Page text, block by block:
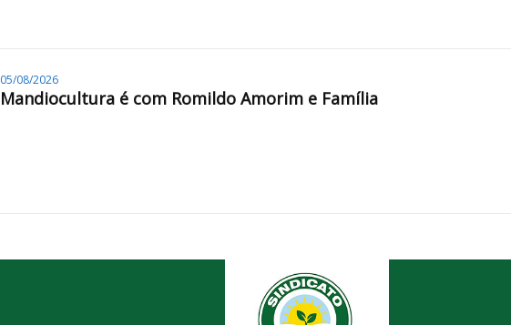
05/08/2026
Mandiocultura é com Romildo Amorim e Família